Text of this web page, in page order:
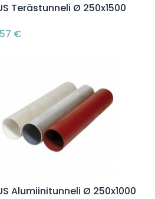
Lisää ostoskoriin
Terästunneli Ø 250x1500
€
Lisää ostoskoriin
Alumiinitunneli Ø 250x1000